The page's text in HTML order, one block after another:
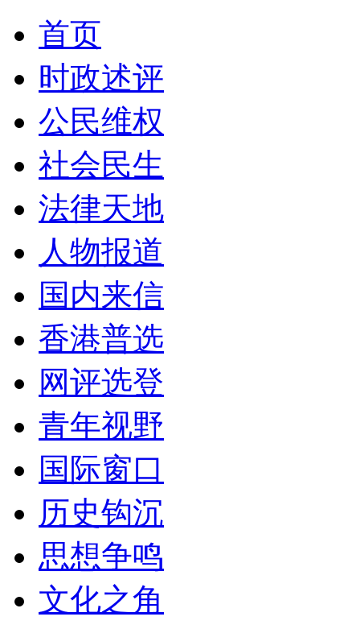
首页
时政述评
公民维权
社会民生
法律天地
人物报道
国内来信
香港普选
网评选登
青年视野
国际窗口
历史钩沉
思想争鸣
文化之角